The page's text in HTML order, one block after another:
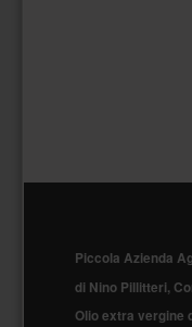
pagina
Piccola Azienda
di Nino Pillitteri,
Olio extra vergine